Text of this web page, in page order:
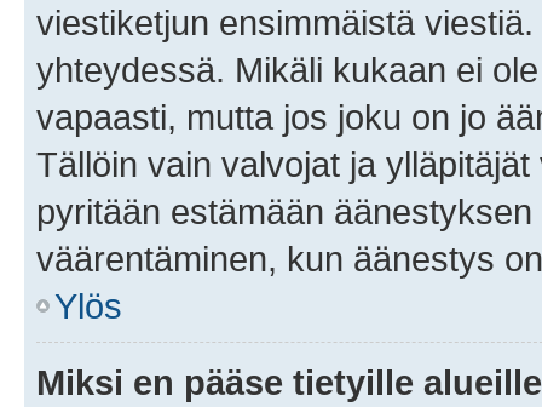
viestiketjun ensimmäistä
yhteydessä. Mikäli kukaan ei
vapaasti, mutta jos joku on jo
Tällöin vain valvojat ja
pyritään estämään
väärentäminen, kun äänestys
Ylös
Miksi en pääse tietyille